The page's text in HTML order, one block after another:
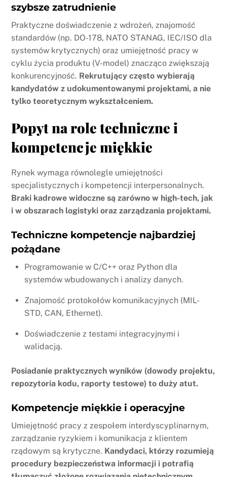
szybsze zatrudnienie
Praktyczne doświadczenie z wdrożeń, znajomość
standardów (np. DO-178, NATO STANAG, IEC/ISO dla
systemów krytycznych) oraz umiejętność pracy w
cyklu życia produktu (V-model) znacząco zwiększają
konkurencyjność. Rekrutujący często wybierają
kandydatów z udokumentowanymi projektami, a nie
tylko teoretycznym wykształceniem.
Popyt na role techniczne i
kompetencje miękkie
Rynek wymaga równolegle umiejętności
specjalistycznych i kompetencji interpersonalnych.
Braki kadrowe widoczne są zarówno w high-tech, jak
i w obszarach logistyki oraz zarządzania projektami.
Techniczne kompetencje najbardziej
pożądane
Programowanie w C/C++ oraz Python dla
systemów wbudowanych i analizy danych.
Znajomość protokołów komunikacyjnych (MIL-
STD, CAN, Ethernet).
Doświadczenie z testami integracyjnymi i
walidacją.
Posiadanie praktycznych wyników (dowody projektu,
repozytoria kodu, raporty testowe) to duży atut.
Kompetencje miękkie i operacyjne
Umiejętność pracy z zespołem interdyscyplinarnym,
zarządzanie ryzykiem i komunikacja z klientem
rządowym są krytyczne. Kandydaci, którzy rozumieją
procedury bezpieczeństwa informacji i potrafią